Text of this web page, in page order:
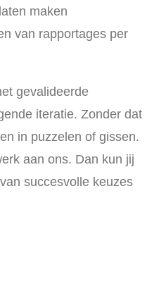
maken
van rapportages per
gevalideerde
iteratie. Zonder dat
in puzzelen of gissen.
aan ons. Dan kun jij
succesvolle keuzes